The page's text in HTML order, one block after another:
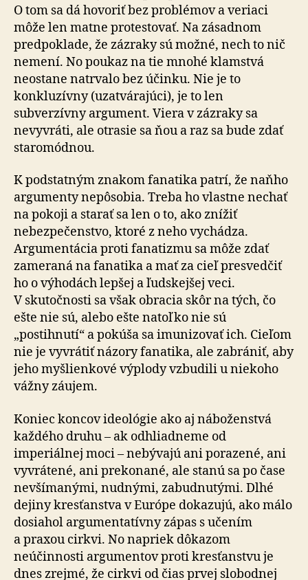
O tom sa dá hovoriť bez problémov a veriaci
môže len matne protestovať. Na zásadnom
predpoklade, že zázraky sú možné, nech to nič
nemení. No poukaz na tie mnohé klamstvá
neostane natrvalo bez účinku. Nie je to
konkluzívny (uzatvárajúci), je to len
subverzívny argument. Viera v zázraky sa
nevyvráti, ale otrasie sa ňou a raz sa bude zdať
staromódnou.
K podstatným znakom fanatika patrí, že naňho
argumenty nepôsobia. Treba ho vlastne nechať
na pokoji a starať sa len o to, ako znížiť
nebezpečenstvo, ktoré z neho vychádza.
Argumentácia proti fanatizmu sa môže zdať
zameraná na fanatika a mať za cieľ presvedčiť
ho o výhodách lepšej a ľudskejšej veci.
V skutočnosti sa však obracia skôr na tých, čo
ešte nie sú, alebo ešte natoľko nie sú
„postihnutí“ a pokúša sa imunizovať ich. Cieľom
nie je vyvrátiť názory fanatika, ale zabrániť, aby
jeho myšlienkové výplody vzbudili u niekoho
vážny záujem.
Koniec koncov ideológie ako aj náboženstvá
každého druhu – ak odhliadneme od
imperiálnej moci – nebývajú ani porazené, ani
vyvrátené, ani prekonané, ale stanú sa po čase
nevšímanými, nudnými, zabudnutými. Dlhé
dejiny kresťanstva v Európe dokazujú, ako málo
dosiahol argumentatívny zápas s učením
a praxou cirkvi. No napriek dôkazom
neúčinnosti argumentov proti kresťanstvu je
dnes zrejmé, že cirkvi od čias prvej slobodnej